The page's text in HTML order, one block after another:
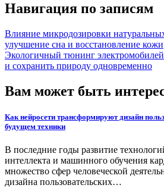
Навигация по записям
Влияние микродозировки
улучшение сна и восстановление кожи
Экологичный тюнинг
и сохранить природу одновременно
Вам может быть
Как нейросети трансформируют дизайн
будущем техники
В последние годы развитие
интеллекта и машинного обучения
множество сфер человеческой
дизайна пользовательских…